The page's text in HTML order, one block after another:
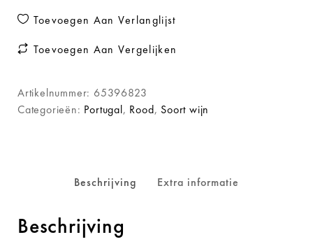
Toevoegen Aan Verlanglijst
Toevoegen Aan Vergelijken
Artikelnummer: 65396823
Categorieën: Portugal, Rood, Soort wijn
Beschrijving Extra informatie
Beschrijving